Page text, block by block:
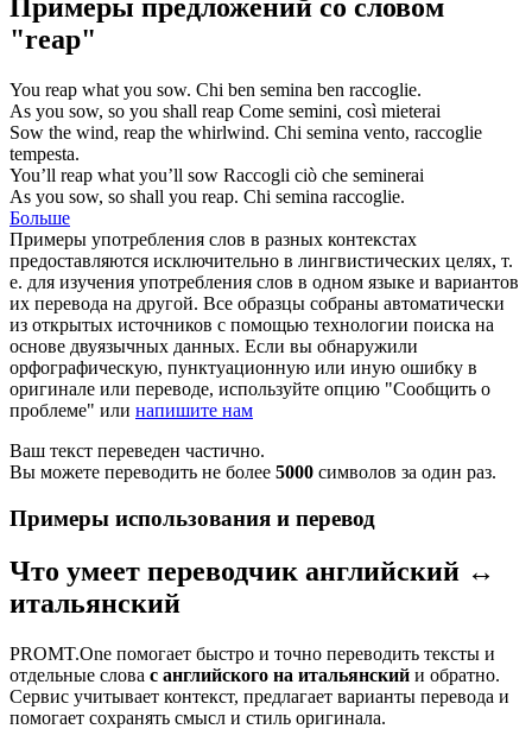
Примеры предложений со словом
"reap"
You reap what you sow. Chi ben semina ben raccoglie.
As you sow, so you shall reap Come semini, così mieterai
Sow the wind, reap the whirlwind. Chi semina vento, raccoglie
tempesta.
You’ll reap what you’ll sow Raccogli ciò che seminerai
As you sow, so shall you reap. Chi semina raccoglie.
Больше
Примеры употребления слов в разных контекстах
предоставляются исключительно в лингвистических целях, т.
е. для изучения употребления слов в одном языке и вариантов
их перевода на другой. Все образцы собраны автоматически
из открытых источников с помощью технологии поиска на
основе двуязычных данных. Если вы обнаружили
орфографическую, пунктуационную или иную ошибку в
оригинале или переводе, используйте опцию "Сообщить о
проблеме" или напишите нам
Ваш текст переведен частично.
Вы можете переводить не более 5000 символов за один раз.
Примеры использования и перевод
Что умеет переводчик английский ↔
итальянский
PROMT.One помогает быстро и точно переводить тексты и
отдельные слова с английского на итальянский и обратно.
Сервис учитывает контекст, предлагает варианты перевода и
помогает сохранять смысл и стиль оригинала.